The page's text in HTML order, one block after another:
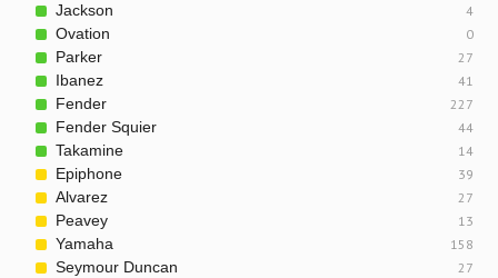
Jackson 4
Ovation 0
Parker 27
Ibanez 41
Fender 227
Fender Squier 44
Takamine 14
Epiphone 39
Alvarez 27
Peavey 13
Yamaha 158
Seymour Duncan 27